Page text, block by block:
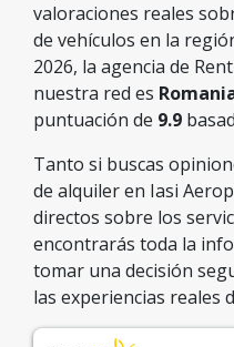
valoraciones reales
de vehículos en la
2026, la agencia de
nuestra red es
puntuación de 9.9
Tanto si buscas
de alquiler en Iasi
directos sobre los
encontrarás toda la
tomar una decisión
las experiencias reales